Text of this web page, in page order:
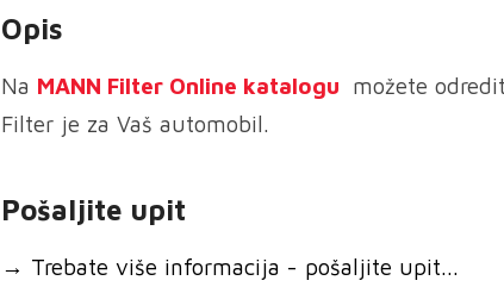
količina
Opis
Na MANN Filter Online katalogu možete
Filter je za Vaš automobil.
Pošaljite upit
→ Trebate više informacija - pošaljite upit...